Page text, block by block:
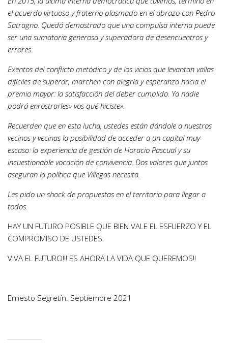
el acuerdo virtuoso y fraterno plasmado en el abrazo con Pedro
Satragno. Quedó demostrado que una compulsa interna puede
ser una sumatoria generosa y superadora de desencuentros y
errores.
Exentos del conflicto metódico y de los vicios que levantan vallas
difíciles de superar, marchen con alegría y esperanza hacia el
premio mayor: la satisfacción del deber cumplido. Ya nadie
podrá enrostrarles» vos qué hiciste».
Recuerden que en esta lucha, ustedes están dándole a nuestros
vecinos y vecinas la posibilidad de acceder a un capital muy
escaso: la experiencia de gestión de Horacio Pascual y su
incuestionable vocación de convivencia. Dos valores que juntos
aseguran la política que Villegas necesita.
Les pido un shock de propuestas en el territorio para llegar a
todos.
HAY UN FUTURO POSIBLE QUE BIEN VALE EL ESFUERZO Y EL
COMPROMISO DE USTEDES.
VIVA EL FUTURO!!! ES AHORA LA VIDA QUE QUEREMOS!!
Ernesto Segretín. Septiembre 2021